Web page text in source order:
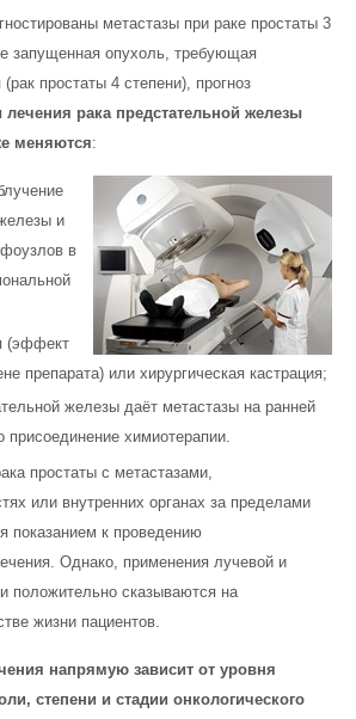
метастазы при раке простаты 3
запущенная опухоль, требующая
простаты 4 степени), прогноз
рака предстательной железы
меняются:
и
в
(эффект
препарата) или хирургическая кастрация;
железы даёт метастазы на ранней
присоединение химиотерапии.
простаты с метастазами,
или внутренних органах за пределами
показанием к проведению
Однако, применения лучевой и
положительно сказываются на
жизни пациентов.
напрямую зависит от уровня
степени и стадии онкологического